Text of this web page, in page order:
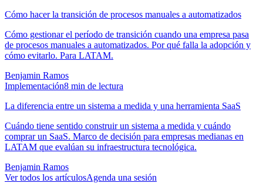
Cómo hacer la transición de procesos manuales a automatizados
Cómo gestionar el período de transición cuando una empresa pasa
de procesos manuales a automatizados. Por qué falla la adopción y
cómo evitarlo. Para LATAM.
Benjamin Ramos
Implementación8 min de lectura
La diferencia entre un sistema a medida y una herramienta SaaS
Cuándo tiene sentido construir un sistema a medida y cuándo
comprar un SaaS. Marco de decisión para empresas medianas en
LATAM que evalúan su infraestructura tecnológica.
Benjamin Ramos
Ver todos los artículosAgenda una sesión